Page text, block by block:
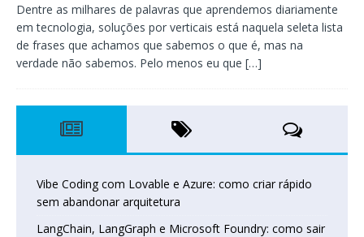
Dentre as milhares de palavras que aprendemos diariamente
em tecnologia, soluções por verticais está naquela seleta lista
de frases que achamos que sabemos o que é, mas na
verdade não sabemos. Pelo menos eu que […]
Vibe Coding com Lovable e Azure: como criar rápido
sem abandonar arquitetura
LangChain, LangGraph e Microsoft Foundry: como sair